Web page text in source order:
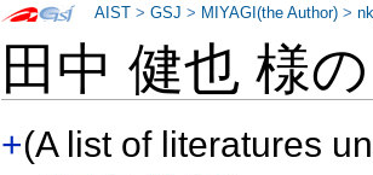
田中 健也 様
+(A list of literatures
AIST >GSJ > MIYAGI(the Author) >